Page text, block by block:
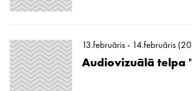
13.februāris - 14.februāris
Audiovizuālā telpa